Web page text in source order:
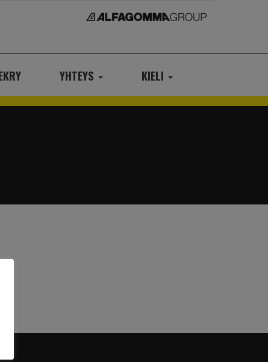
YHTEYS KIELI